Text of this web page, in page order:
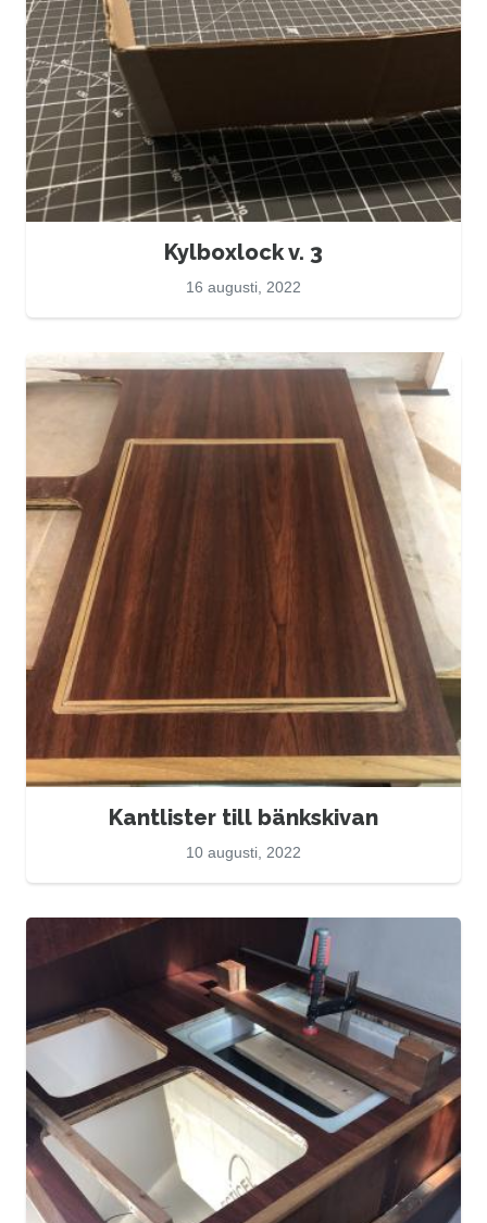
Kylboxlock v. 3
16 augusti, 2022
Kantlister till bänkskivan
10 augusti, 2022